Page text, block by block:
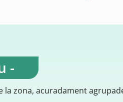
-
zona, acuradament